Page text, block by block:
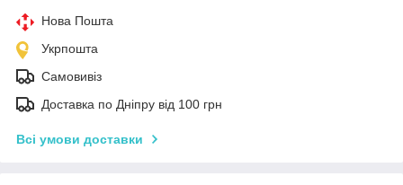
Нова Пошта
Укрпошта
Самовивіз
Доставка по Дніпру від 100 грн
Всі умови доставки